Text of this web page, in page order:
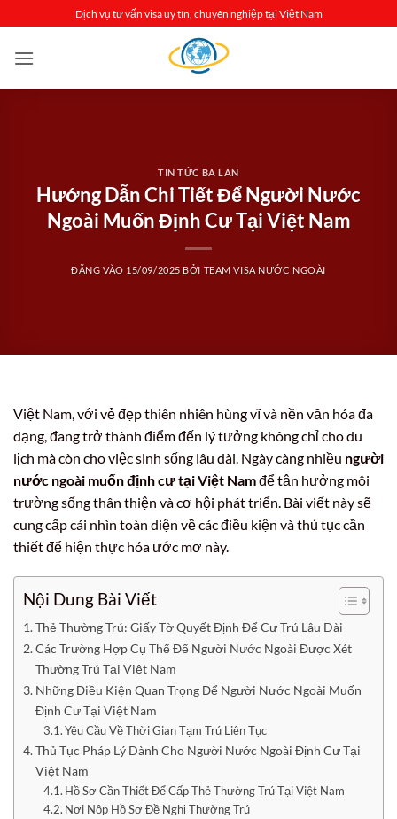
qua
nội
Dịch vụ tư vấn visa uy tín, chuyên nghiệp tại Việt Nam
TIN TỨC BA LAN
Hướng Dẫn Chi Tiết Để Người Nước
Ngoài Muốn Định Cư Tại Việt Nam
ĐĂNG VÀO 15/09/2025 BỞI TEAM VISA NƯỚC NGOÀI
Việt Nam, với vẻ đẹp thiên nhiên hùng vĩ và nền văn hóa đa
dạng, đang trở thành điểm đến lý tưởng không chỉ cho du
lịch mà còn cho việc sinh sống lâu dài. Ngày càng nhiều người
nước ngoài muốn định cư tại Việt Namđể tận hưởng môi
trường sống thân thiện và cơ hội phát triển. Bài viết này sẽ
cung cấp cái nhìn toàn diện về các điều kiện và thủ tục cần
thiết để hiện thực hóa ước mơ này.
Nội Dung Bài Viết
Thẻ Thường Trú: Giấy Tờ Quyết Định Để Cư Trú Lâu Dài
Các Trường Hợp Cụ Thể Để Người Nước Ngoài Được Xét
Thường Trú Tại Việt Nam
Những Điều Kiện Quan Trọng Để Người Nước Ngoài Muốn
Định Cư Tại Việt Nam
Yêu Cầu Về Thời Gian Tạm Trú Liên Tục
Thủ Tục Pháp Lý Dành Cho Người Nước Ngoài Định Cư Tại
Việt Nam
Hồ Sơ Cần Thiết Để Cấp Thẻ Thường Trú Tại Việt Nam
Nơi Nộp Hồ Sơ Đề Nghị Thường Trú